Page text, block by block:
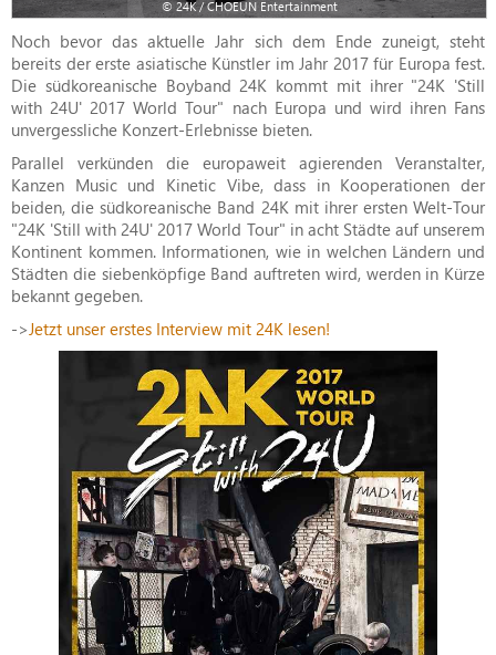
© 24K / CHOEUN Entertainment
Noch bevor das aktuelle Jahr sich dem Ende zuneigt, steht
bereits der erste asiatische Künstler im Jahr 2017 für Europa fest.
Die südkoreanische Boyband 24K kommt mit ihrer "24K 'Still
with 24U' 2017 World Tour" nach Europa und wird ihren Fans
unvergessliche Konzert-Erlebnisse bieten.
Parallel verkünden die europaweit agierenden Veranstalter,
Kanzen Music und Kinetic Vibe, dass in Kooperationen der
beiden, die südkoreanische Band 24K mit ihrer ersten Welt-Tour
"24K 'Still with 24U' 2017 World Tour" in acht Städte auf unserem
Kontinent kommen. Informationen, wie in welchen Ländern und
Städten die siebenköpfige Band auftreten wird, werden in Kürze
bekannt gegeben.
->Jetzt unser erstes Interview mit 24K lesen!